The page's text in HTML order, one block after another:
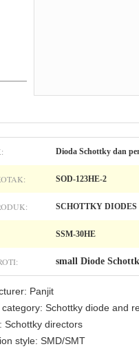
Dioda Schottky dan
SOD-123HE-2
SCHOTTKY
SSM-30HE
small Diode
Panjit
category: Schottky diode and
Schottky directors
style: SMD/SMT